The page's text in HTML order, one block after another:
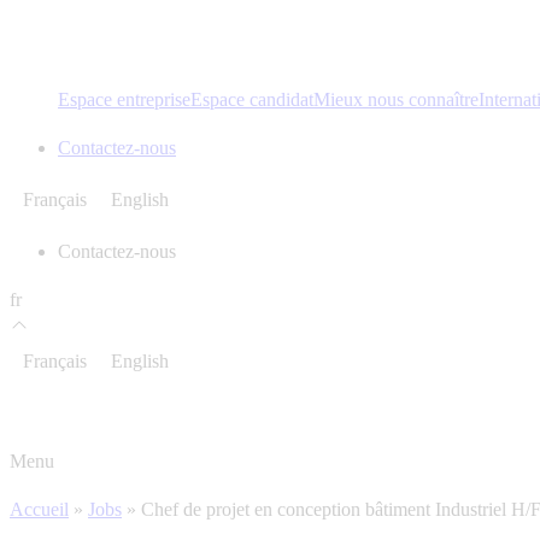
Espace entrepriseEspace candidatMieux nous connaître
Contactez-nous
Français English
Contactez-nous
fr
Français English
Menu
Accueil » Jobs » Chef de projet en conception bâtiment Industriel H/F